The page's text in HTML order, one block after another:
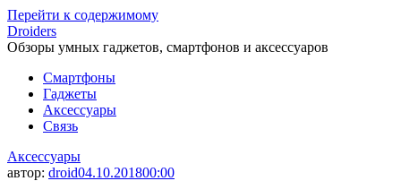
Перейти к содержимому
Droiders
Обзоры умных гаджетов, смартфонов и аксессуаров
Смартфоны
Гаджеты
Аксессуары
Связь
Аксессуары
автор: droid04.10.201800:00